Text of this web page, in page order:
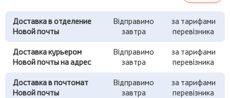
Доставка в отделение
Новой почты
Відправимо
завтра
за тарифами
перевізника
Доставка курьером
Новой почты на адрес
Відправимо
завтра
за тарифами
перевізника
Доставка в почтомат
Новой почты
Відправимо
завтра
за тарифами
перевізника